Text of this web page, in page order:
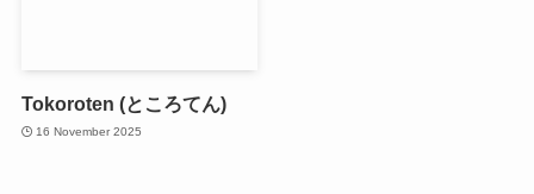
Tokoroten (ところてん)
16 November 2025